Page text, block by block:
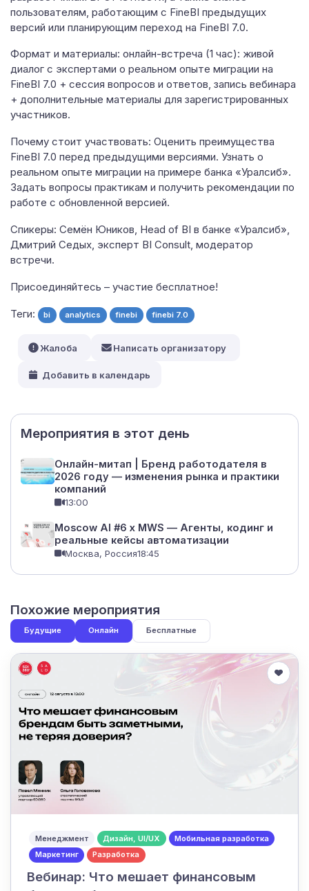
пользователям, работающим с FineBI предыдущих
версий или планирующим переход на FineBI 7.0.
Формат и материалы: онлайн-встреча (1 час): живой
диалог с экспертами о реальном опыте миграции на
FineBI 7.0 + сессия вопросов и ответов, запись вебинара
+ дополнительные материалы для зарегистрированных
участников.
Почему стоит участвовать: Оценить преимущества
FineBI 7.0 перед предыдущими версиями. Узнать о
реальном опыте миграции на примере банка «Уралсиб».
Задать вопросы практикам и получить рекомендации по
работе с обновленной версией.
Спикеры: Семён Юников, Head of BI в банке «Уралсиб»,
Дмитрий Седых, эксперт BI Consult, модератор
встречи.
Присоединяйтесь – участие бесплатное!
Теги: bi analytics finebi finebi 7.0
Мероприятия в этот день
Онлайн-митап | Бренд работодателя в
2026 году — изменения рынка и практики
компаний
13:00
Moscow AI #6 x MWS — Агенты, кодинг и
реальные кейсы автоматизации
Москва, Россия18:45
Жалоба Написать организатору
Добавить в календарь
Похожие мероприятия
Будущие Онлайн Бесплатные
Менеджмент Дизайн, UI/UX
Мобильная разработка
Маркетинг
Разработка
Вебинар: Что мешает финансовым